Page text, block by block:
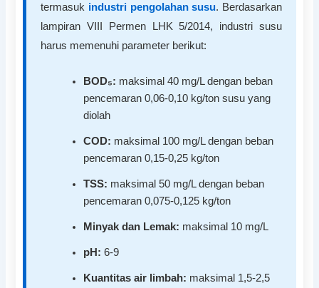
termasuk industri pengolahan susu. Berdasarkan
lampiran VIII Permen LHK 5/2014, industri susu
harus memenuhi parameter berikut:
BOD₅: maksimal 40 mg/L dengan beban
pencemaran 0,06-0,10 kg/ton susu yang
diolah
COD: maksimal 100 mg/L dengan beban
pencemaran 0,15-0,25 kg/ton
TSS: maksimal 50 mg/L dengan beban
pencemaran 0,075-0,125 kg/ton
Minyak dan Lemak: maksimal 10 mg/L
pH: 6-9
Kuantitas air limbah: maksimal 1,5-2,5